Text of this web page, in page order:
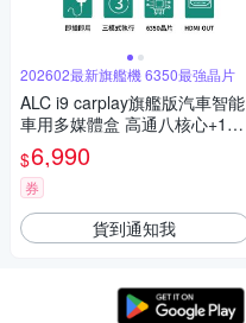
202602最新旗艦機 6350最強晶片
ALC i9 carplay旗艦版汽車智能
車用多媒體盒 高通八核心+128
GB 安卓車機機上盒(即插即用
秒變安卓機)
$6,990
券
貨到通知我